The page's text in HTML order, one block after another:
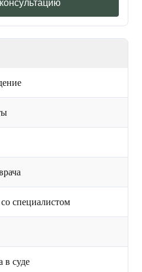
специалистом
в суде